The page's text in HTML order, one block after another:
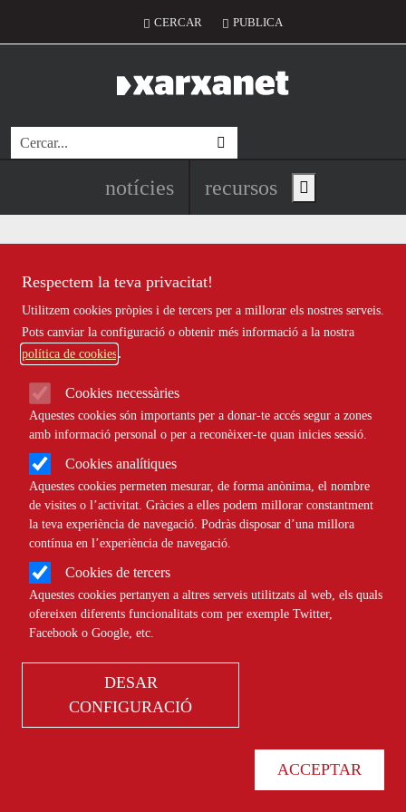
Respectem la teva privacitat!
Utilitzem cookies pròpies i de tercers per a millorar els nostres serveis.
Pots canviar la configuració o obtenir més informació a la nostra
política de cookies
Cookies necessàries
Aquestes cookies són importants per a donar-te accés segur a zones
amb informació personal o per a reconèixer-te quan inicies sessió.
Cookies analítiques
Aquestes cookies permeten mesurar, de forma anònima, el nombre
de visites o l’activitat. Gràcies a elles podem millorar constantment
la teva experiència de navegació. Podràs disposar d’una millora
contínua en l’experiència de navegació.
Cookies de tercers
Aquestes cookies pertanyen a altres serveis utilitzats al web, els quals
ofereixen diferents funcionalitats com per exemple Twitter,
Facebook o Google, etc.
DESAR
CONFIGURACIÓ
ACCEPTAR
Menú del compte d'usuari
CERCAR PUBLICA
Cerca
Navegació principal de
notícies recursos Show main menu
Més que una onada de calor: l’estiu
L’ESTIU EN EMERGÈNCIA
CLIMÀTICA
Júlia Lloveras: "Més que
preparar-nos per a l’emergència
climàtica, hauríem de fer
efectives les mesures per aturar-
Notícies destacades
Recursos destacats principals
Recursos destacats